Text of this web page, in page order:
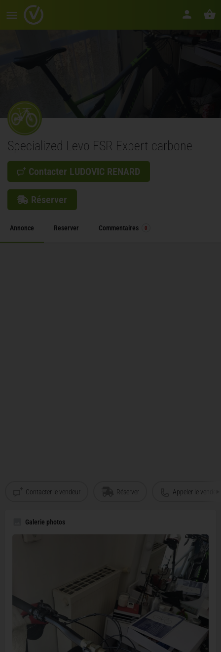
Specialized Levo FSR Expert carbone
Contacter LUDOVIC RENARD
Réserver
Annonce Reserver Commentaires 0
Contacter le vendeur Réserver Appeler le vendeur
Galerie photos